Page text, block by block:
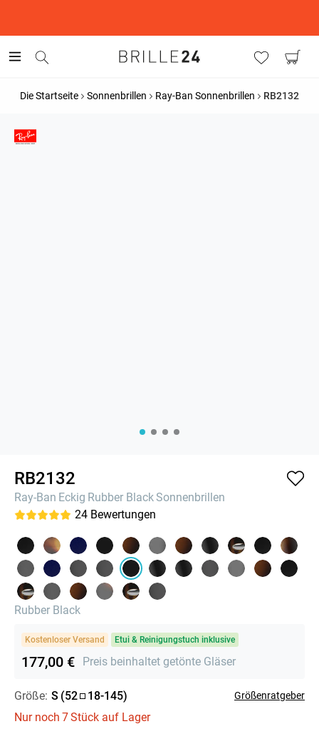
Die Startseite Sonnenbrillen Ray-Ban Sonnenbrillen RB2132
RB2132
Ray-Ban Eckig Rubber Black Sonnenbrillen
24 Bewertungen
Rubber Black
Kostenloser Versand Etui & Reinigungstuch inklusive
177,00 € Preis beinhaltet getönte Gläser
Größe: S (52 18-145) Größenratgeber
Nur noch 7Stück auf Lager